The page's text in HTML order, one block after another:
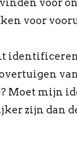
voor
voor
Moet mijn
zijn dan